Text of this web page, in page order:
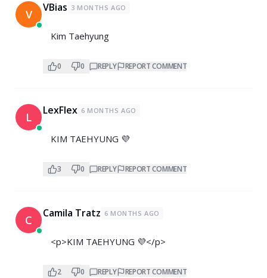
V VBias 3 MONTHS AGO
Kim Taehyung
0 0 REPLY REPORT COMMENT
L LexFlex 6 MONTHS AGO
KIM TAEHYUNG 💜
3 0 REPLY REPORT COMMENT
C Camila Tratz 6 MONTHS AGO
<p>KIM TAEHYUNG 💜</p>
2 0 REPLY REPORT COMMENT